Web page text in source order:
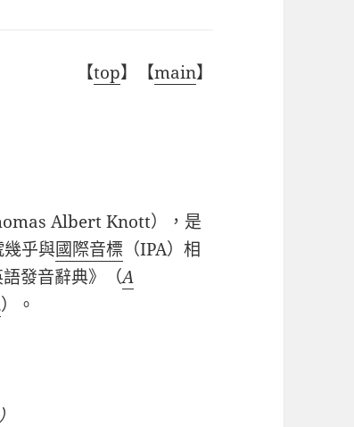
【top】【main】
Albert Knott），是
幾乎與國際音標 （IPA）相
發音辭典》（A
）。